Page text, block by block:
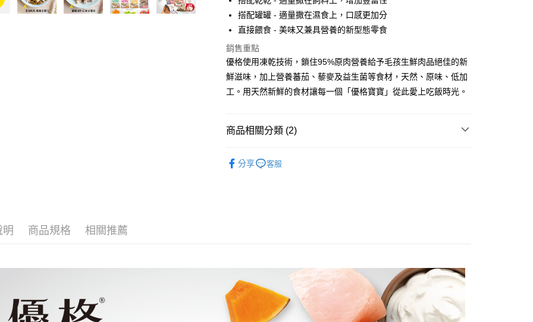
合作金庫商業銀行
第一商業銀行
華南商業銀行
彰化商業銀行
國泰世華商業銀行
臺灣中小企業銀行
台中商業銀行
匯豐（台灣）商業銀行
華泰商業銀行
聯邦商業銀行
遠東國際商業銀行
台新國際商業銀行
台灣樂天信用卡公司
LINE Pay
街口支付
悠遊付
全盈+PAY
相關說明
【繳款方式說明】
1.分期款項不併入電信帳單，「大哥付你分期」於每月結算日後寄送繳費提
醒簡訊。
2.透過簡訊連結打開帳單後，可選擇「超商條碼／台灣大直營門市／銀行轉
帳／街口支付／iPASS MONEY」等通路繳費。
【「AFTEE先享後付」結帳流程】
１．於結帳方式選擇「AFTEE先享後付」後，將跳轉至「AFTEE先享後
付」結帳頁面，進行簡訊認證並確認金額後，即可完成結帳。
２．訂單成立數日內，您將收到繳費通知簡訊。
本島宅配
每筆NT$95，滿NT$1,000(含以上)免運費
搭配罐罐 - 適量撒在濕食上，口感更加分
直接餵食 - 美味又兼具營養的新型態零食
銷售重點
優格使用凍乾技術，鎖住95%原肉營養給予毛孩生鮮肉品絕佳的新
鮮滋味，加上營養蕃茄、藜麥及益生菌等食材，天然、原味、低加
工。用天然新鮮的食材讓每一個「優格寶寶」從此愛上吃飯時光。
商品相關分類 (2)
分享 客服
明 商品規格 相關推薦